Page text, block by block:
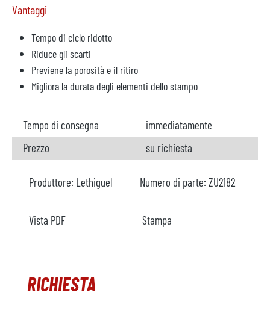
Vantaggi
Tempo di ciclo ridotto
Riduce gli scarti
Previene la porosità e il ritiro
Migliora la durata degli elementi dello stampo
Tempo di consegna
immediatamente
Prezzo
su richiesta
Produttore: Lethiguel Numero di parte: ZU2182
Vista PDF Stampa
RICHIESTA